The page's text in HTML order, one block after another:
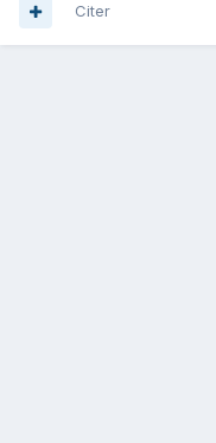
Citer